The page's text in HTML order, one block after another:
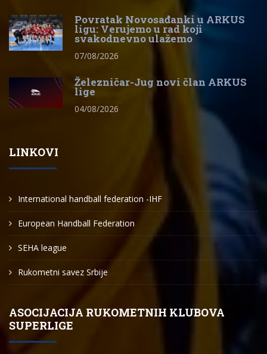
Povratak Novosađanki u ARKUS
ligu: Verujemo u rad koji
svakodnevno ulažemo
07/08/2026
Železničar-Jug novi član ARKUS
lige
04/08/2026
LINKOVI
International handball federation -IHF
European Handball Federation
SEHA league
Rukometni savez Srbije
ASOCIJACIJA RUKOMETNIH KLUBOVA
SUPERLIGE